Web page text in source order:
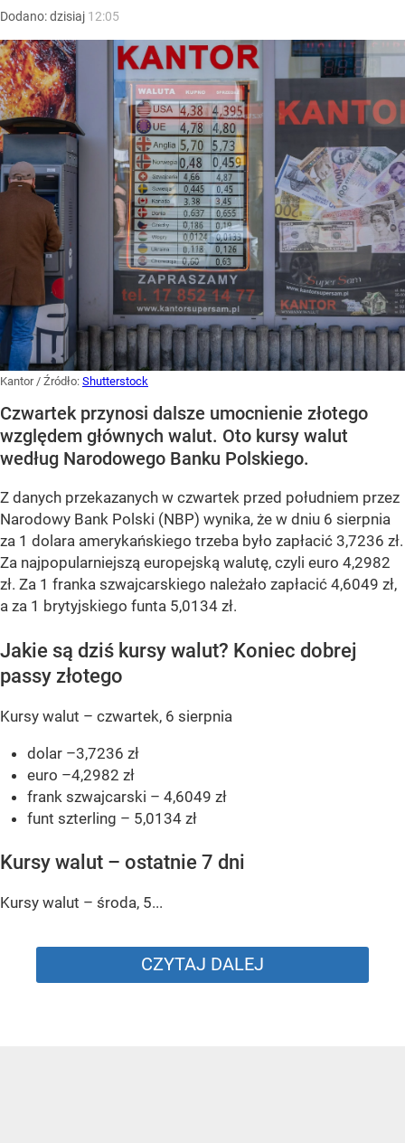
Dodano:dzisiaj 12:05
Kantor/ Źródło: Shutterstock
Czwartek przynosi dalsze umocnienie złotego
względem głównych walut. Oto kursy walut
według Narodowego Banku Polskiego.
Z danych przekazanych w czwartek przed południem przez
Narodowy Bank Polski (NBP) wynika, że w dniu 6 sierpnia
za 1 dolara amerykańskiego trzeba było zapłacić 3,7236 zł.
Za najpopularniejszą europejską walutę, czyli euro 4,2982
zł. Za 1 franka szwajcarskiego należało zapłacić 4,6049 zł,
a za 1 brytyjskiego funta 5,0134 zł.
Jakie są dziś kursy walut? Koniec dobrej
passy złotego
Kursy walut – czwartek, 6 sierpnia
dolar –3,7236 zł
euro –4,2982 zł
frank szwajcarski – 4,6049 zł
funt szterling – 5,0134 zł
Kursy walut – ostatnie 7 dni
Kursy walut – środa, 5...
CZYTAJ DALEJ